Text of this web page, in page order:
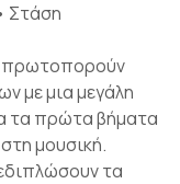
Στάση
πρωτοπορούν
με μια μεγάλη
τα πρώτα βήματα
μουσική.
τα